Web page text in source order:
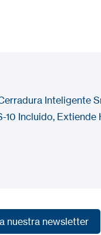
Inteligente
10 Incluido, Extiende
nuestra newsletter